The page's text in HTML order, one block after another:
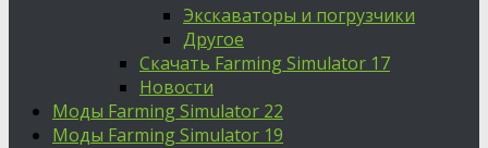
Экскаваторы и погрузчики
Другое
Скачать Farming Simulator 17
Новости
Моды Farming Simulator 22
Моды Farming Simulator 19